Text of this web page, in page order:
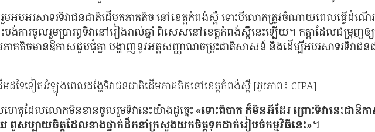
បអរសាទរទិវាជនជាតិដើមគភាគតិច នៅខេត្ដកំពង់ស្ពឺ ទោះបីលោកត្រូវចំណាយពេលធ្វើដំណើ
រចូលរួមប្រារព្ធទិវានៅរៀងរាល់ឆ្នាំ ពិសេសនៅខេត្ដកំពង់ស្ពឺនេះឡើយ។ កត្ដាដែលជម្រុញ
ាគតិចមានឱកាសជួបជុំគ្នា បង្ហាញនូវអត្ដសញ្ញាណចម្រុះជាតិសាសន៍ និងដើម្បីអបរសាទរទិវាជន
ៀតអំឡុងពេលដង្ហែទិវាជនជាតិដើមភាគតិចនៅខេត្ដកំពង់ស្ពឺ [រូបភាព៖ CIPA]
តុដែលលោកមិនខានចូលរួមទិវានេះយ៉ាងដូច្នេះ «ទោះពិបាក ក៏មិនអីដែរ ព្រោះទិវានេះជាឱ
ពូសប្បាយចិត្ដដែលខាងថ្នាក់ដឹកនាំក្រសួងយកចិត្ដទុកដាក់រៀបចំកម្មវិធីនេះ»។